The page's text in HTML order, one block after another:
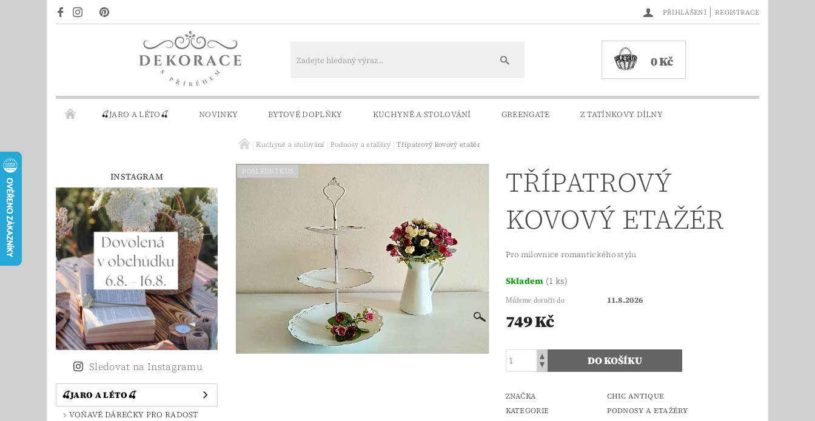
PŘIHLÁŠENÍ | REGISTRACE
0 Kč
🍒JARO A LÉTO🍒 NOVINKY BYTOVÉ DOPLŇKY KUCHYNĚ A STOLOVÁNÍ GREENGATE Z TATÍNKOVY DÍLNY
PRO INSPIRACI KONTAKTY DOPRAVA A PLATBA
INSTAGRAM
Sledovat na Instagramu
🍒JARO A LÉTO🍒
VOŇAVÉ DÁREČKY PRO RADOST
Kuchyně a stolování Podnosy a etažéry Třípatrový kovový etažér
POSLEDNÍ KUS
TŘÍPATROVÝ
KOVOVÝ ETAŽÉR
Pro milovnice romantického stylu
Skladem (1 ks)
Můžeme doručit do 11.8.2026
749 Kč
ZNAČKA
CHIC ANTIQUE
KATEGORIE
PODNOSY A ETAŽÉRY